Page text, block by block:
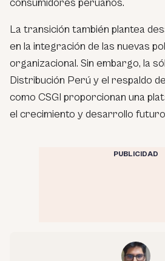
La transición también plantea
en la integración de las nuevas
organizacional. Sin embargo, la
Distribución Perú y el respaldo
como CSGI proporcionan una
el crecimiento y desarrollo
PUBLICIDAD